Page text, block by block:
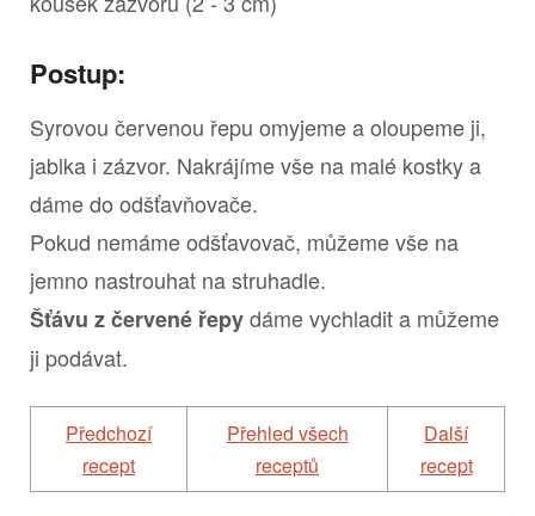
Postup:
Syrovou červenou řepu omyjeme a oloupeme ji,
jablka i zázvor. Nakrájíme vše na malé kostky a
dáme do odšťavňovače.
Pokud nemáme odšťavovač, můžeme vše na
jemno nastrouhat na struhadle.
Šťávu z červené řepydáme vychladit a můžeme
ji podávat.
předchozí
recept
Přehled všech
receptů
další
recept